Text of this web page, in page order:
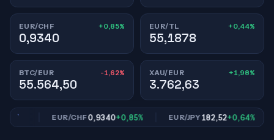
EUR/CHF +0,85%
0,9340
EUR/TL +0,44%
55,1878
BTC/EUR -1,62%
55.564,50
XAU/EUR +1,98%
3.762,63
EUR/CHF0,9340+0,85% EUR/JPY182,52+0,64%